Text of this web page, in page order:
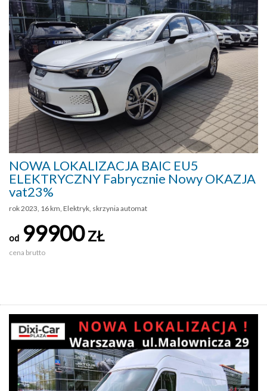
NOWA LOKALIZACJA BAIC EU5
ELEKTRYCZNY Fabrycznie Nowy OKAZJA
vat23%
rok 2023, 16 km, Elektryk, skrzynia automat
od 99900ZŁ
cena brutto